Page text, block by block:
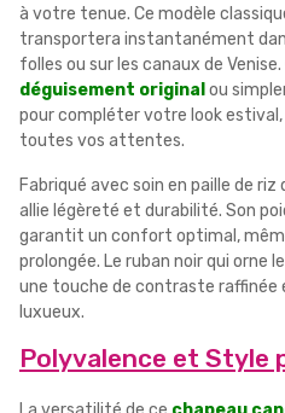
à votre tenue. Ce modèle
transportera instantanément
folles ou sur les canaux de
déguisement original ou
pour compléter votre look
toutes vos attentes.
Fabriqué avec soin en paille de
allie légèreté et durabilité. Son
garantit un confort optimal,
prolongée. Le ruban noir qui orne
une touche de contraste raffinée
luxueux.
Polyvalence et Style